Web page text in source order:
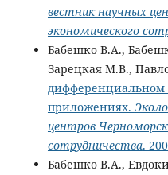
вестник научных
экономического
Бабешко В.А.,
Зарецкая М.В.,
дифференциальном
приложениях.
центров
сотрудничества.
Бабешко В.А.,